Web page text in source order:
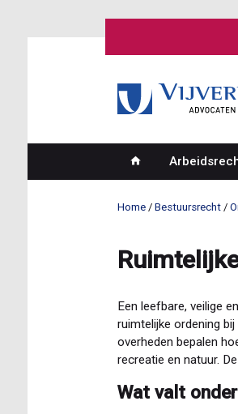
Home Bestuursrecht
Een leefbare, veilige
ruimtelijke ordening
overheden bepalen
recreatie en natuur.
Wat valt